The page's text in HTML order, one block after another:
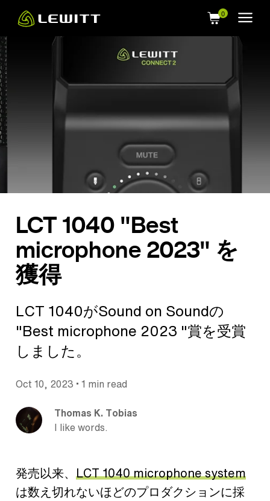
main
content
LCT 1040 "Best
microphone 2023" を
獲得
LCT 1040がSound on Soundの
"Best microphone 2023 "賞を受賞
しました。
Oct 10, 2023 • 1 min read
Thomas K. Tobias
I like words.
発売以来、 LCT 1040 microphone system
は数え切れないほどのプロダクションに採